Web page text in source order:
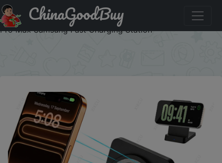
Купить по акции: Magnetic Wireless Charger Foldable
Phone Holder Stand For Magsafe iPhone 17 16 15 14 13 12
Pro Max Samsung Fast Charging Station
ChinaGoodBuy